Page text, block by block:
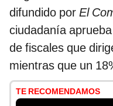
difundido por El
ciudadanía
de fiscales que
mientras que un
TE RECOMENDAMOS